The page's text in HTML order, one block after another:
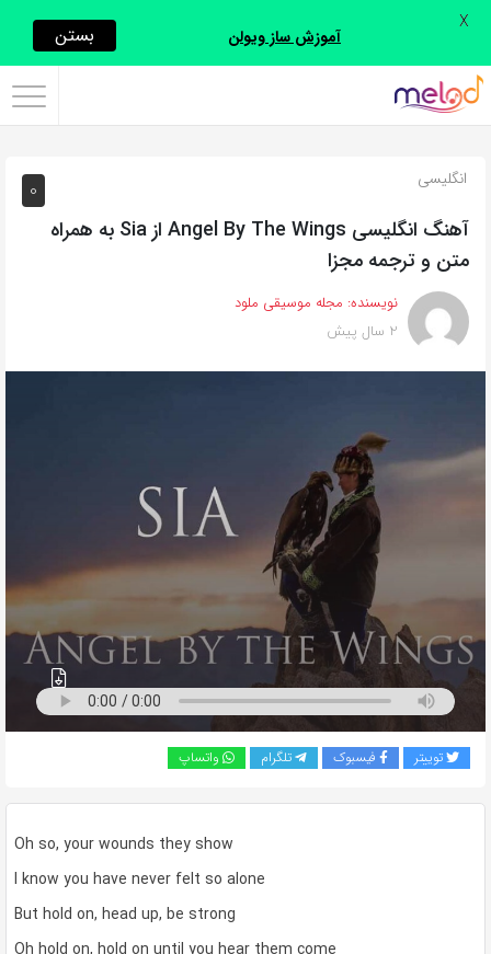
اشتراک
با
روش‌های
زیر
این
صفحه
را
خود
کپی
لینک
0 انگلیسی
آهنگ انگلیسی Angel By The Wings از Sia به همراه
متن و ترجمه مجزا
نویسنده: مجله موسیقی ملود
2 سال پیش
توییتر فیسبوک تلگرام واتساپ
Oh so, your wounds they show
I know you have never felt so alone
But hold on, head up, be strong
Oh hold on, hold on until you hear them come
آموزش ساز ویولن بستن X